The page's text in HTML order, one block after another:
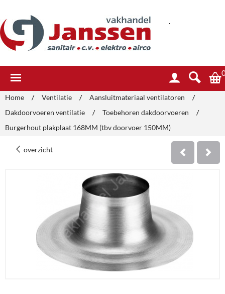
.
Home / Ventilatie / Aansluitmateriaal ventilatoren
/
Dakdoorvoeren ventilatie
/ Toebehoren dakdoorvoeren
/
Burgerhout plakplaat 168MM (tbv doorvoer 150MM)
overzicht